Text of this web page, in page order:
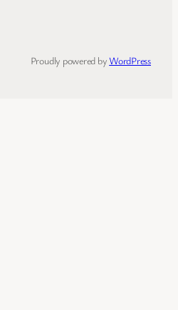
Proudly powered byWordPress